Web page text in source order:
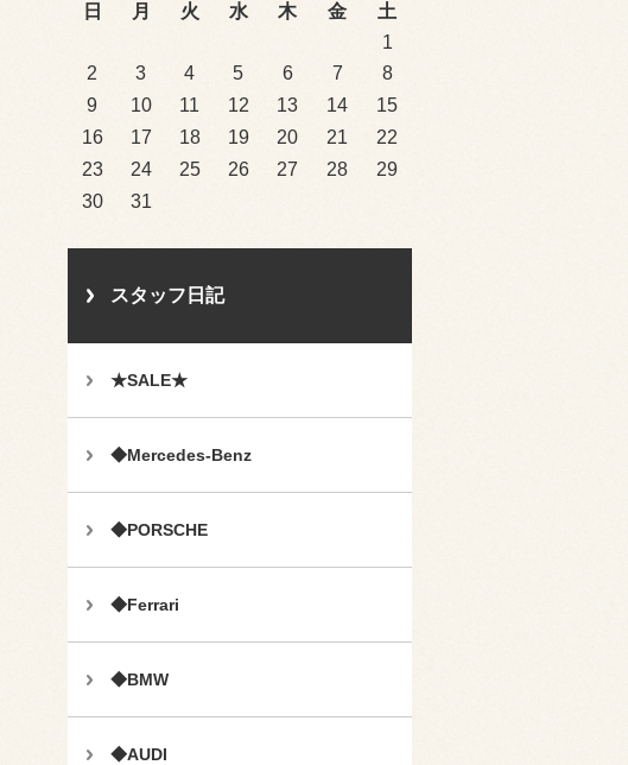
日 月 火 水 木 金
土
1
2
3 4 5 6 7
8
9
10 11 12 13 14
15
16
17 18 19 20 21
22
23
24 25 26 27 28
29
30
31
スタッフ日記
★SALE★
◆Mercedes-Benz
◆PORSCHE
◆Ferrari
◆BMW
◆AUDI